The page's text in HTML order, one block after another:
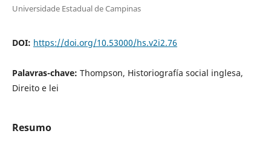
Universidade Estadual de Campinas
DOI: https://doi.org/10.53000/hs.v2i2.76
Palavras-chave: Thompson, Historiografía social inglesa,
Direito e lei
Resumo